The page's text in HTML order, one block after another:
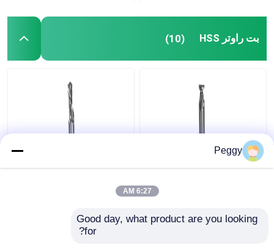
بت راوتر HSS (10)
افضل سعر
Betop Tools HSS Door
Lite القواطع
افضل سعر
Peggy
6:27 AM
Good day, what product are you looking
for?